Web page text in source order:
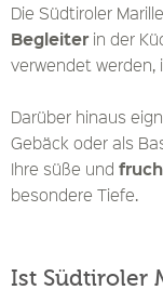
Die Südtiroler
Begleiter in der
verwendet werden,
Darüber hinaus
Gebäck oder als
Ihre süße und
besondere Tiefe.
Ist Südtiroler